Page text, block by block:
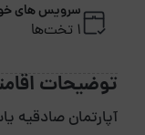
سرویس های
1 تخت‌ها
توضیحات
آپارتمان صادقیه